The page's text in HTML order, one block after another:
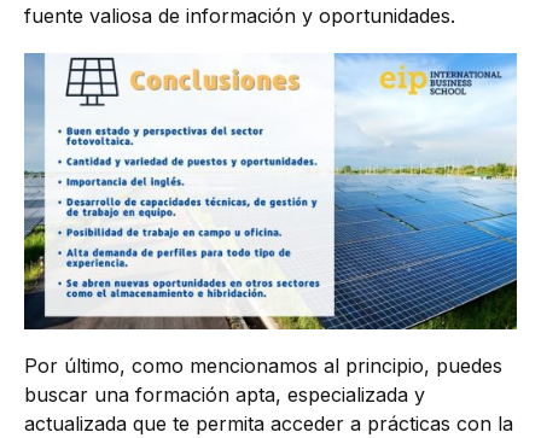
fuente valiosa de información y oportunidades.
Por último, como mencionamos al principio, puedes
buscar una formación apta, especializada y
actualizada que te permita acceder a prácticas con la